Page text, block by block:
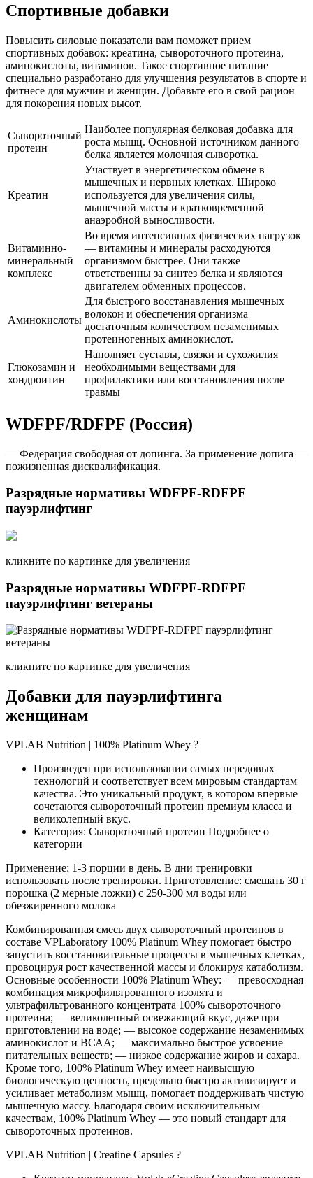
Спортивные добавки
Повысить силовые показатели вам поможет прием
спортивных добавок: креатина, сывороточного протеина,
аминокислоты, витаминов. Такое спортивное питание
специально разработано для улучшения результатов в спорте и
фитнесе для мужчин и женщин. Добавьте его в свой рацион
для покорения новых высот.
Сывороточный
протеин
Наиболее популярная белковая добавка для
роста мышц. Основной источником данного
белка является молочная сыворотка.
Креатин
Участвует в энергетическом обмене в
мышечных и нервных клетках. Широко
используется для увеличения силы,
мышечной массы и кратковременной
анаэробной выносливости.
Витаминно-
минеральный
комплекс
Во время интенсивных физических нагрузок
— витамины и минералы расходуются
организмом быстрее. Они также
ответственны за синтез белка и являются
двигателем обменных процессов.
Аминокислоты
Для быстрого восстанавления мышечных
волокон и обеспечения организма
достаточным количеством незаменимых
протеиногенных аминокислот.
Глюкозамин и
хондроитин
Наполняет суставы, связки и сухожилия
необходимыми веществами для
профилактики или восстановления после
травмы
WDFPF/RDFPF (Россия)
— Федерация свободная от допинга. За применение допига —
пожизненная дисквалификация.
Разрядные нормативы WDFPF-RDFPF
пауэрлифтинг
кликните по картинке для увеличения
Разрядные нормативы WDFPF-RDFPF
пауэрлифтинг ветераны
кликните по картинке для увеличения
Добавки для пауэрлифтинга
женщинам
VPLAB Nutrition | 100% Platinum Whey ?
Произведен при использовании самых передовых
технологий и соответствует всем мировым стандартам
качества. Это уникальный продукт, в котором впервые
сочетаются сывороточный протеин премиум класса и
великолепный вкус.
Категория: Сывороточный протеин Подробнее о
категории
Применение: 1-3 порции в день. В дни тренировки
использовать после тренировки. Приготовление: смешать 30 г
порошка (2 мерные ложки) с 250-300 мл воды или
обезжиренного молока
Комбинированная смесь двух сывороточный протеинов в
составе VPLaboratory 100% Platinum Whey помогает быстро
запустить восстановительные процессы в мышечных клетках,
провоцируя рост качественной массы и блокируя катаболизм.
Основные особенности 100% Platinum Whey: — превосходная
комбинация микрофильтрованного изолята и
ультрафильтрованного концентрата 100% сывороточного
протеина; — великолепный освежающий вкус, даже при
приготовлении на воде; — высокое содержание незаменимых
аминокислот и ВСАА; — максимально быстрое усвоение
питательных веществ; — низкое содержание жиров и сахара.
Кроме того, 100% Platinum Whey имеет наивысшую
биологическую ценность, предельно быстро активизирует и
усиливает метаболизм мышц, помогает поддерживать чистую
мышечную массу. Благодаря своим исключительным
качествам, 100% Platinum Whey — это новый стандарт для
сывороточных протеинов.
VPLAB Nutrition | Creatine Capsules ?